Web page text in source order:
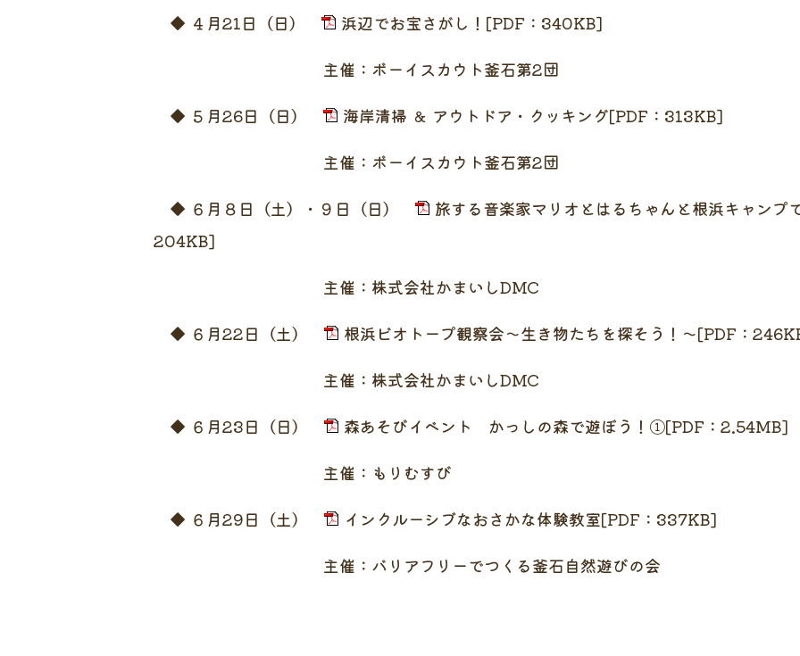
◆ ４月21日（日）
浜辺でお宝さがし！[PDF：340KB]
主催：ボーイスカウト釜石第2団
◆ ５月26日（日）
海岸清掃 ＆ アウトドア・クッキング[PDF：313KB]
主催：ボーイスカウト釜石第2団
◆ ６月８日（土）・９日（日）
旅する音楽家マリオとはるちゃんと根浜キャンプ
204KB]
主催：株式会社かまいしDMC
◆ ６月22日（土）
根浜ビオトープ観察会～生き物たちを探そう！～[PDF：
主催：株式会社かまいしDMC
◆ ６月23日（日）
森あそびイベント かっしの森で遊ぼう！①[PDF：2.54MB]
主催：もりむすび
◆ ６月29日（土）
インクルーシブなおさかな体験教室[PDF：337KB]
主催：バリアフリーでつくる釜石自然遊びの会